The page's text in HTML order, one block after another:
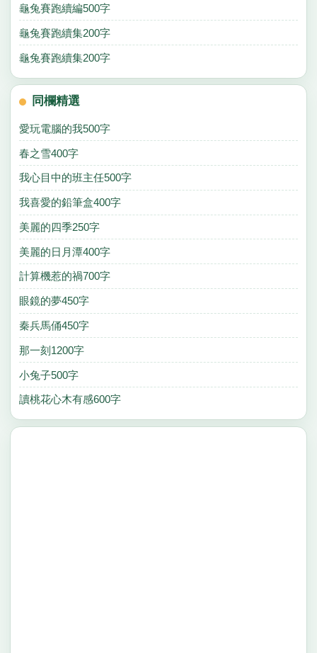
龜兔賽跑續編500字
龜兔賽跑續集200字
龜兔賽跑續集200字
同欄精選
愛玩電腦的我500字
春之雪400字
我心目中的班主任500字
我喜愛的鉛筆盒400字
美麗的四季250字
美麗的日月潭400字
計算機惹的禍700字
眼鏡的夢450字
秦兵馬俑450字
那一刻1200字
小兔子500字
讀桃花心木有感600字